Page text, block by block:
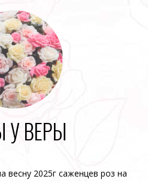
У ВЕРЫ
весну 2025г саженцев роз на